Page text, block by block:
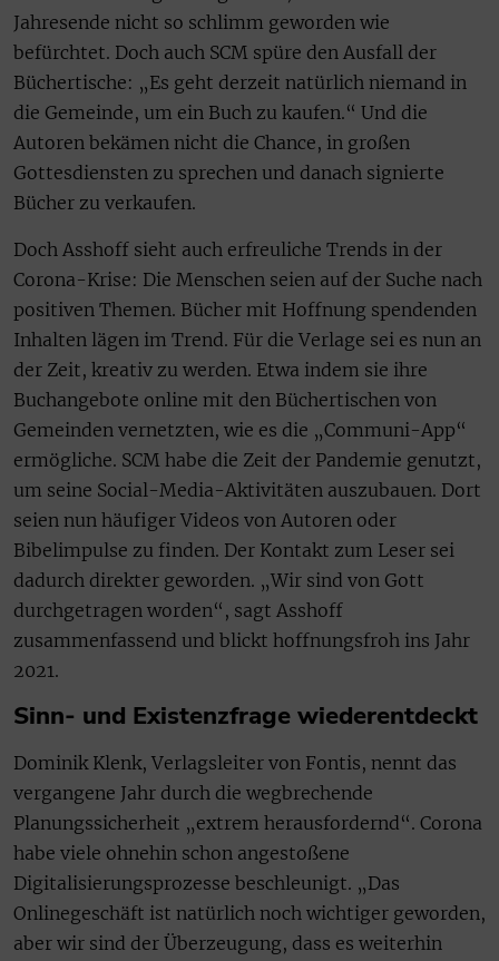
Jahresende nicht so schlimm geworden wie
befürchtet. Doch auch SCM spüre den Ausfall der
Büchertische: „Es geht derzeit natürlich niemand in
die Gemeinde, um ein Buch zu kaufen.“ Und die
Autoren bekämen nicht die Chance, in großen
Gottesdiensten zu sprechen und danach signierte
Bücher zu verkaufen.
Doch Asshoff sieht auch erfreuliche Trends in der
Corona-Krise: Die Menschen seien auf der Suche nach
positiven Themen. Bücher mit Hoffnung spendenden
Inhalten lägen im Trend. Für die Verlage sei es nun an
der Zeit, kreativ zu werden. Etwa indem sie ihre
Buchangebote online mit den Büchertischen von
Gemeinden vernetzten, wie es die „Communi-App“
ermögliche. SCM habe die Zeit der Pandemie genutzt,
um seine Social-Media-Aktivitäten auszubauen. Dort
seien nun häufiger Videos von Autoren oder
Bibelimpulse zu finden. Der Kontakt zum Leser sei
dadurch direkter geworden. „Wir sind von Gott
durchgetragen worden“, sagt Asshoff
zusammenfassend und blickt hoffnungsfroh ins Jahr
2021.
Sinn- und Existenzfrage wiederentdeckt
Dominik Klenk, Verlagsleiter von Fontis, nennt das
vergangene Jahr durch die wegbrechende
Planungssicherheit „extrem herausfordernd“. Corona
habe viele ohnehin schon angestoßene
Digitalisierungsprozesse beschleunigt. „Das
Onlinegeschäft ist natürlich noch wichtiger geworden,
aber wir sind der Überzeugung, dass es weiterhin